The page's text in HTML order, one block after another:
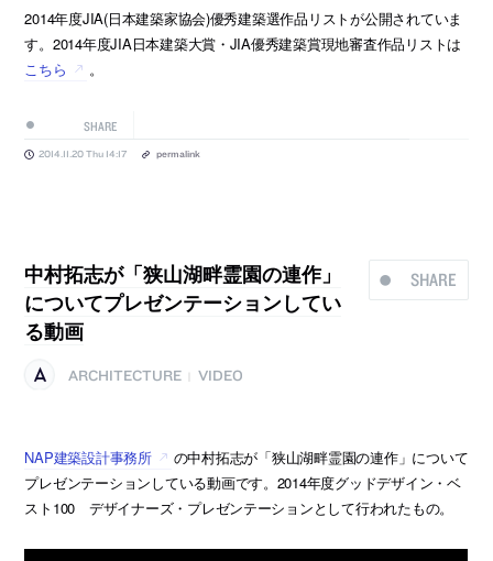
2014年度JIA(日本建築家協会)優秀建築選作品リストが公開されていま
す。2014年度JIA日本建築大賞・JIA優秀建築賞現地審査作品リストは
こちら
。
SHARE
2014.11.20 Thu 14:17 permalink
SHARE
中村拓志が「狭山湖畔霊園の連作」
についてプレゼンテーションしてい
る動画
ARCHITECTURE VIDEO
NAP建築設計事務所
の中村拓志が「狭山湖畔霊園の連作」について
プレゼンテーションしている動画です。2014年度グッドデザイン・ベ
スト100 デザイナーズ・プレゼンテーションとして行われたもの。